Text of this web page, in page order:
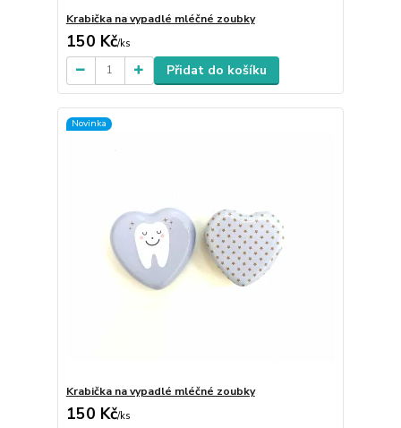
Krabička na vypadlé mléčné zoubky
150 Kč/ks
Přidat do košíku
Novinka
Krabička na vypadlé mléčné zoubky
150 Kč/ks